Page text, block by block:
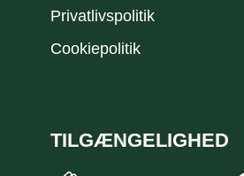
Privatlivspolitik
Cookiepolitik
TILGÆNGELIGHED